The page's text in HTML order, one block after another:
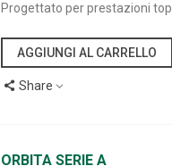
Progettato per prestazioni top.
AGGIUNGI AL CARRELLO
Share
ORBITA SERIE A